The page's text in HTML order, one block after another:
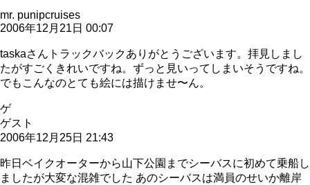
mr. punipcruises
2006年12月21日 00:07
taskaさんトラックバックありがとうございます。拝見しまし
たがすごくきれいですね。ずっと見いってしまいそうですね。
でもこんなのとても絵には描けませ〜ん。
ゲ
ゲスト
2006年12月25日 21:43
昨日ベイクオーターから山下公園までシーバスに初めて乗船し
ましたが大変な混雑でした あのシーバスは満員のせいか離岸